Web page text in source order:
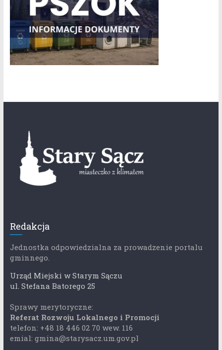
Redakcja
Jednostka odpowiedzialna za prowadzenie portalu
gminnego.
Urząd Miejski w Starym Sączu
ul. Stefana Batorego 25
Sprawy merytoryczne:
Referat Rozwoju Lokalnego i Promocji
telefon: +48 18 446 02 70 wew. 116
emial: gmina@starysacz.um.gov.pl